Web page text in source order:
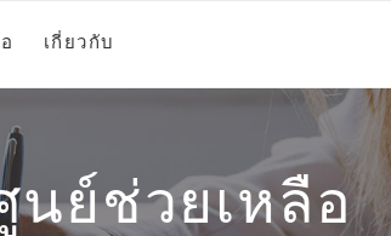
เกี่ยวกับ
นย์ช่วยเหลือ